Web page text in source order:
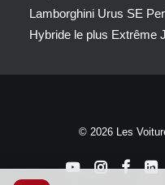
Lamborghini Urus SE
Hybride le plus Extrême
© 2026 Les